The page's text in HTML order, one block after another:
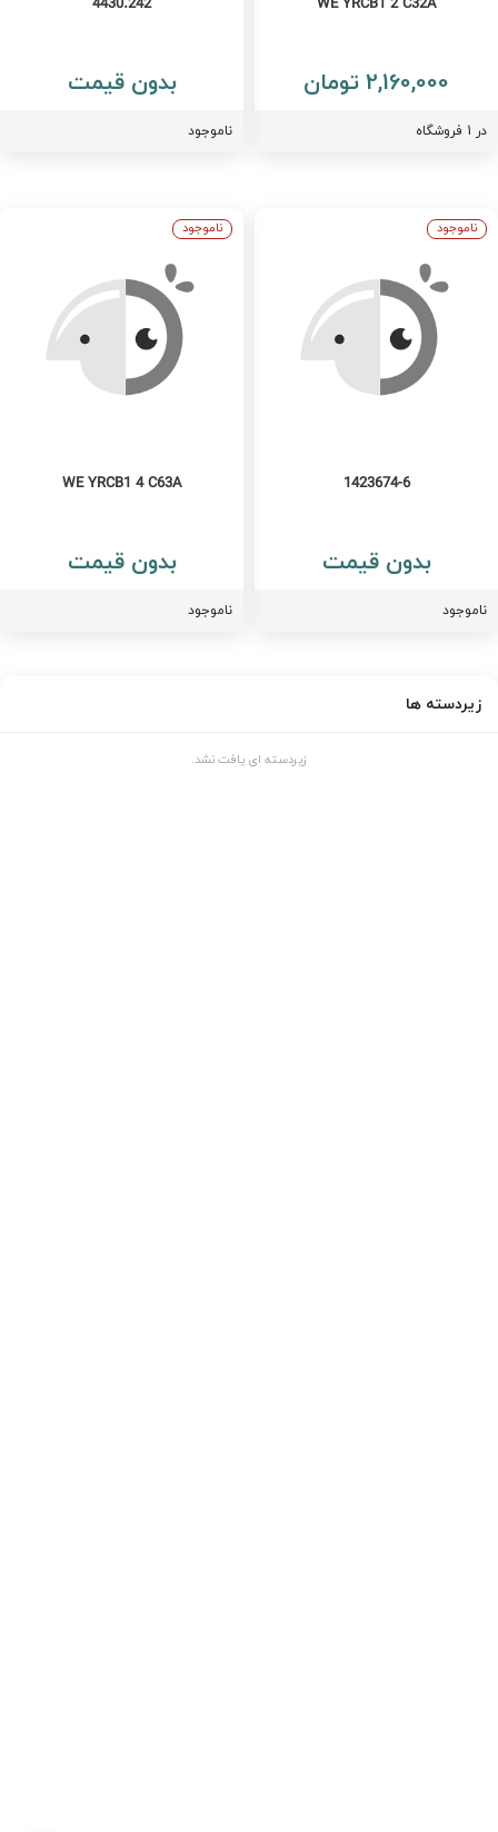
WE YRCB1 2 C32A
2,160,000 تومان
4430.242
بدون قیمت
ناموجود
1423674-6
بدون قیمت
ناموجود
WE YRCB1 4 C63A
بدون قیمت
ناموجود
ناموجود
زیردسته ها
زیردسته ای یافت نشد.